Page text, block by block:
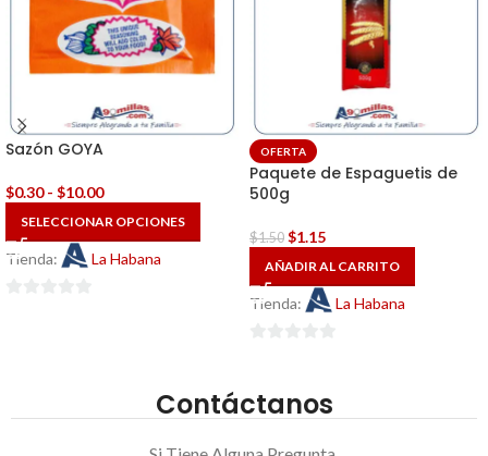
Sazón GOYA
$0.30 - $10.00
SELECCIONAR OPCIONES
Tienda: La Habana
OFERTA
Paquete de Espaguetis de
500g
$1.50 $1.15
AÑADIR AL CARRITO
Tienda: La Habana
5
Contáctanos